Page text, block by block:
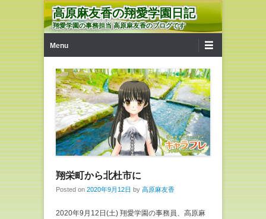
高原麻友香の翔愛学園日記
翔愛学園の事務担当 高原麻友香のブログです
Menu
翔栄町から北杜市に
Posted on 2020年9月12日 by 高原麻友香
2020年9月12日(土) 翔愛学園の事務員、高原麻